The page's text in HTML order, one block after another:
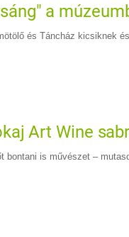
a
és Táncház kicsiknek
Art Wine
bontani is művészet –